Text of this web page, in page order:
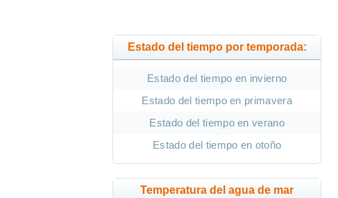
Estado del tiempo por temporada:
Estado del tiempo en invierno
Estado del tiempo en primavera
Estado del tiempo en verano
Estado del tiempo en otoño
Temperatura del agua de mar